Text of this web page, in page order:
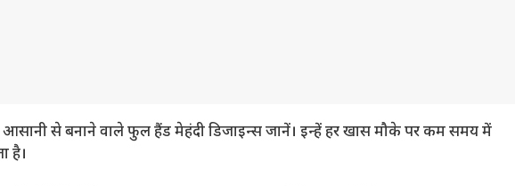
आसानी से बनाने वाले फुल हैंड मेहंदी डिजाइन्स जानें। इन्हें हर खास मौके पर कम समय में
है।